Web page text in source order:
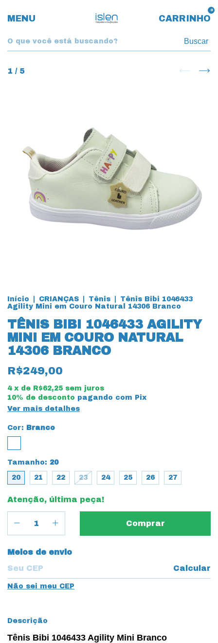
MENU CARRINHO
0
Buscar
1 / 5
Início CRIANÇAS Tênis
Tênis Bibi 1046433
Agility Mini em Couro Natural 14306 Branco
TÊNIS BIBI 1046433 AGILITY
MINI EM COURO NATURAL
14306 BRANCO
R$249,00
4 x de R$62,25 sem juros
10% de desconto pagando com Pix
Ver mais detalhes
Cor: Branco
Tamanho: 20
20 21 22 23 24 25 26 27
Atenção, última peça!
Entregas para o CEP:
Meios de envio
Calcular
Não sei meu CEP
Descrição
Tênis Bibi 1046433 Agility Mini Branco